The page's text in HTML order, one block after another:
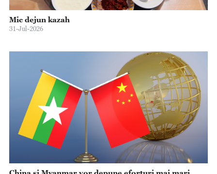
Mic dejun kazah
31-Jul-2026